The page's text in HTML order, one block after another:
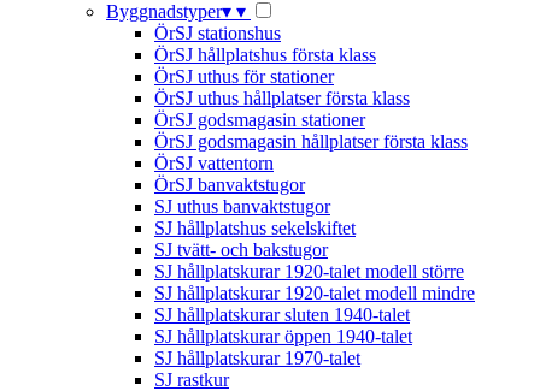
Byggnadstyper▾ ▾
ÖrSJ stationshus
ÖrSJ hållplatshus första klass
ÖrSJ uthus för stationer
ÖrSJ uthus hållplatser första klass
ÖrSJ godsmagasin stationer
ÖrSJ godsmagasin hållplatser första klass
ÖrSJ vattentorn
ÖrSJ banvaktstugor
SJ uthus banvaktstugor
SJ hållplatshus sekelskiftet
SJ tvätt- och bakstugor
SJ hållplatskurar 1920-talet modell större
SJ hållplatskurar 1920-talet modell mindre
SJ hållplatskurar sluten 1940-talet
SJ hållplatskurar öppen 1940-talet
SJ hållplatskurar 1970-talet
SJ rastkur